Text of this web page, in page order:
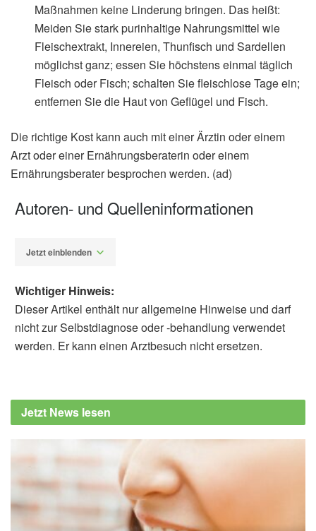
Maßnahmen keine Linderung bringen. Das heißt:
Meiden Sie stark purinhaltige Nahrungsmittel wie
Fleischextrakt, Innereien, Thunfisch und Sardellen
möglichst ganz; essen Sie höchstens einmal täglich
Fleisch oder Fisch; schalten Sie fleischlose Tage ein;
entfernen Sie die Haut von Geflügel und Fisch.
Die richtige Kost kann auch mit einer Ärztin oder einem
Arzt oder einer Ernährungsberaterin oder einem
Ernährungsberater besprochen werden. (ad)
Autoren- und Quelleninformationen
Jetzt einblenden
(SGE): Ernährung in verschiedenen
Lebenssituationen, (Abruf: 10.06.2020)
Deutsche Rheuma-Liga: Gicht, (Abruf:
10.06.2020),
Deutsche Rheuma-Liga
Institut für Qualität und Wirtschaftlichkeit im
Gesundheitswesen (IQWiG): Gicht, (Abruf:
10.06.2020),gesundheitsinformation.de
Wichtiger Hinweis:
Dieser Artikel enthält nur allgemeine Hinweise und darf
nicht zur Selbstdiagnose oder -behandlung verwendet
werden. Er kann einen Arztbesuch nicht ersetzen.
Jetzt News lesen